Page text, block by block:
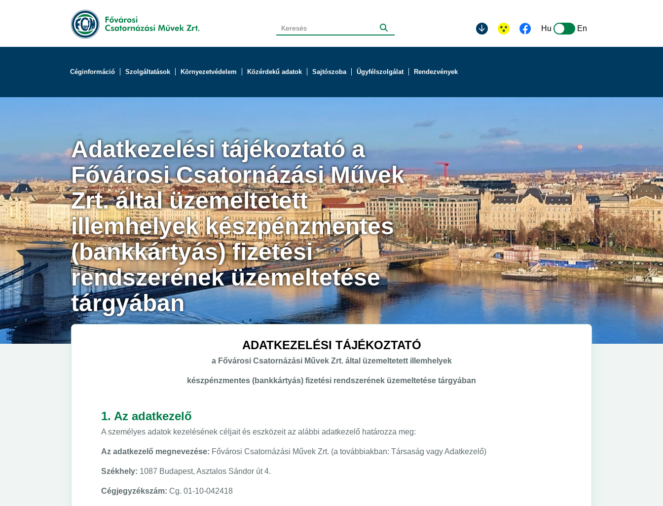
Hu En
Céginformáció Szolgáltatások Környezetvédelem Közérdekű adatok Sajtószoba Ügyfélszolgálat Rendezvények
Adatkezelési tájékoztató a
Fővárosi Csatornázási Művek
Zrt. által üzemeltetett
illemhelyek készpénzmentes
(bankkártyás) fizetési
rendszerének üzemeltetése
tárgyában
ADATKEZELÉSI TÁJÉKOZTATÓ
a Fővárosi Csatornázási Művek Zrt. által üzemeltetett illemhelyek
készpénzmentes (bankkártyás) fizetési rendszerének üzemeltetése tárgyában
1. Az adatkezelő
A személyes adatok kezelésének céljait és eszközeit az alábbi adatkezelő határozza meg:
Az adatkezelő megnevezése: Fővárosi Csatornázási Művek Zrt. (a továbbiakban: Társaság vagy Adatkezelő)
Székhely: 1087 Budapest, Asztalos Sándor út 4.
Cégjegyzékszám: Cg. 01-10-042418